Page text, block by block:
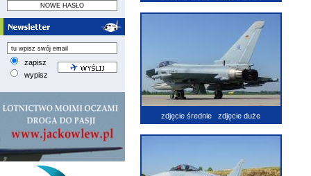
zapisz
wypisz
zdjęcie średnie zdjęcie duże